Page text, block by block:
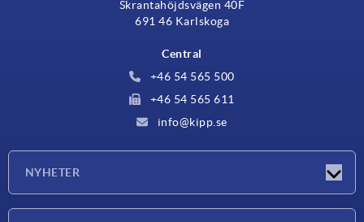
Skrantahöjdsvägen 40F
691 46 Karlskoga
Central
+46 54 565 500
+46 54 565 611
info@kipp.se
NYHETER